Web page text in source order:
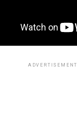
ADVERTISEMENT